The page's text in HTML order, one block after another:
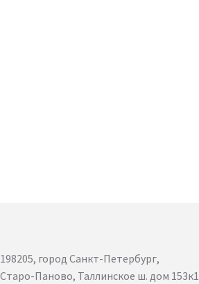
198205, город Санкт-Петербург,
Старо-Паново, Таллинское ш. дом 153к1